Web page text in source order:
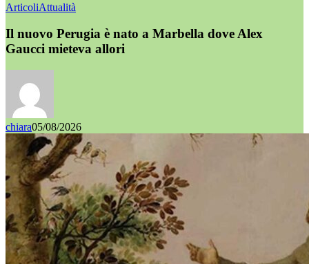
ArticoliAttualità
Il nuovo Perugia è nato a Marbella dove Alex
Gaucci mieteva allori
chiara05/08/2026